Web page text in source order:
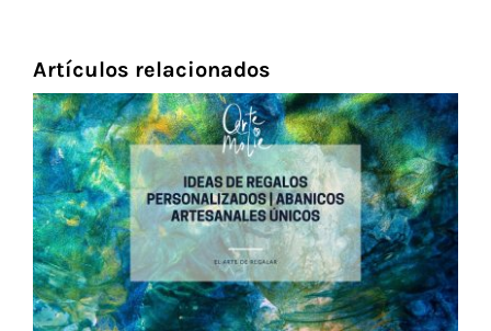
Artículos relacionados